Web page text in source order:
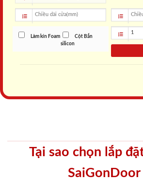
Làm kín Foam
Cột Bắn
silicon
Tại sao chọn lắp
SaiGonDoor